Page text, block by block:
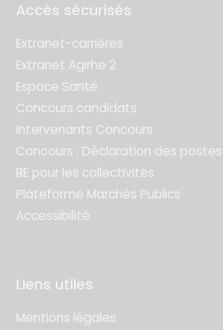
Accès sécurisés
Extranet-carrières
Extranet Agirhe 2
Espace Santé
Concours candidats
Intervenants Concours
Concours : Déclaration des postes
BE pour les collectivités
Plateforme Marchés Publics
Accessibilité
Liens utiles
Mentions légales